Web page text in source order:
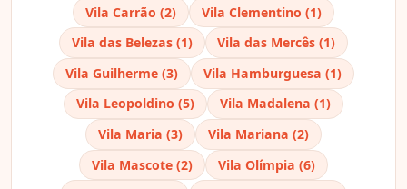
Vila Carrão (2)
Vila Clementino (1)
Vila das Belezas (1)
Vila das Mercês (1)
Vila Guilherme (3)
Vila Hamburguesa (1)
Vila Leopoldino (5)
Vila Madalena (1)
Vila Maria (3)
Vila Mariana (2)
Vila Mascote (2)
Vila Olímpia (6)